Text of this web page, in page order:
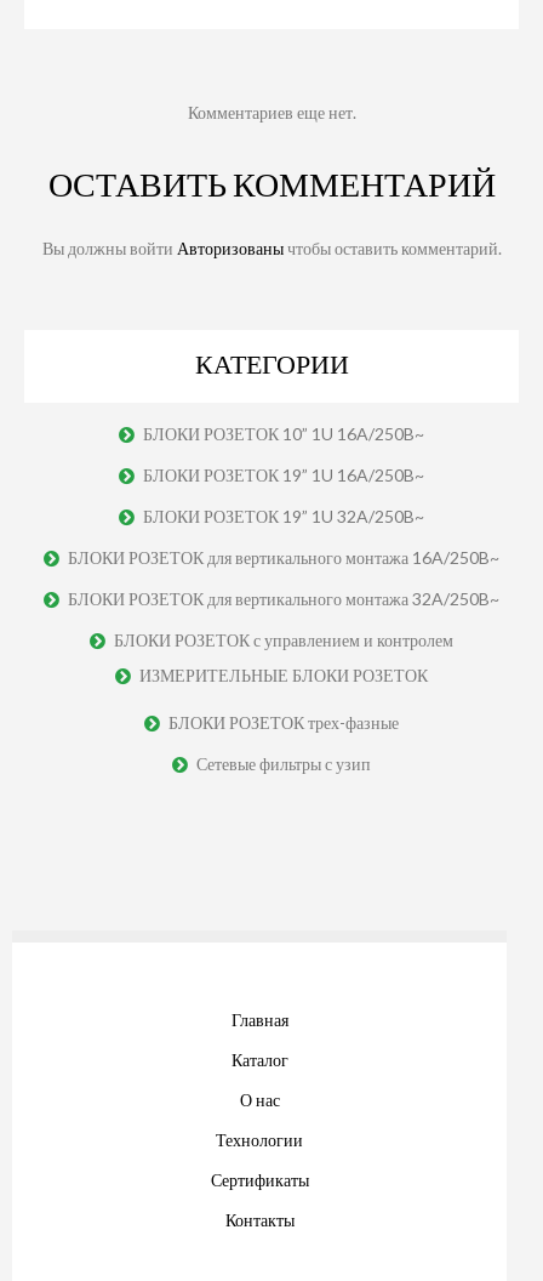
Комментариев еще нет.
ОСТАВИТЬ КОММЕНТАРИЙ
Вы должны войти Авторизованычтобы оставить комментарий.
КАТЕГОРИИ
БЛОКИ РОЗЕТОК 10” 1U 16A/250B~
БЛОКИ РОЗЕТОК 19” 1U 16A/250B~
БЛОКИ РОЗЕТОК 19” 1U 32A/250B~
БЛОКИ РОЗЕТОК для вертикального монтажа 16A/250B~
БЛОКИ РОЗЕТОК для вертикального монтажа 32A/250B~
БЛОКИ РОЗЕТОК с управлением и контролем
ИЗМЕРИТЕЛЬНЫЕ БЛОКИ РОЗЕТОК
БЛОКИ РОЗЕТОК трех-фазные
Сетевые фильтры с узип
Главная
Каталог
О нас
Технологии
Сертификаты
Контакты